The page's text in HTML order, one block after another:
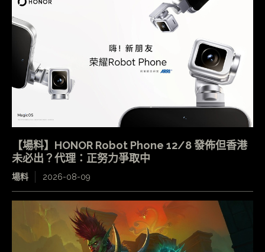
【場料】HONOR Robot Phone 12/8 發佈但香港
未必出？代理：正努力爭取中
場料 2026-08-09